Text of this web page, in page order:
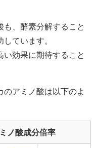
も、酵素分解すること
ています。
い効果に期待すること
アミノ酸は以下のよ
ノ酸成分倍率